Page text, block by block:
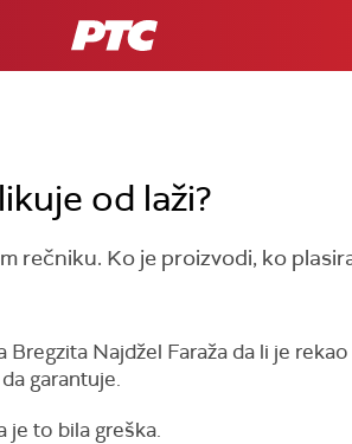
RTS
od laži?
rečniku. Ko je proizvodi, ko
Najdžel Faraža da li je
garantuje.
je to bila greška.